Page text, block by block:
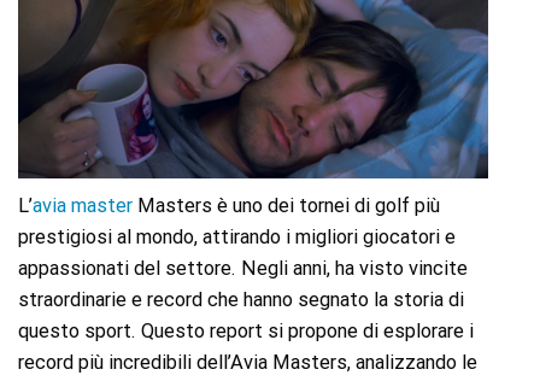
L’avia master Masters è uno dei tornei di golf più
prestigiosi al mondo, attirando i migliori giocatori e
appassionati del settore. Negli anni, ha visto vincite
straordinarie e record che hanno segnato la storia di
questo sport. Questo report si propone di esplorare i
record più incredibili dell’Avia Masters, analizzando le